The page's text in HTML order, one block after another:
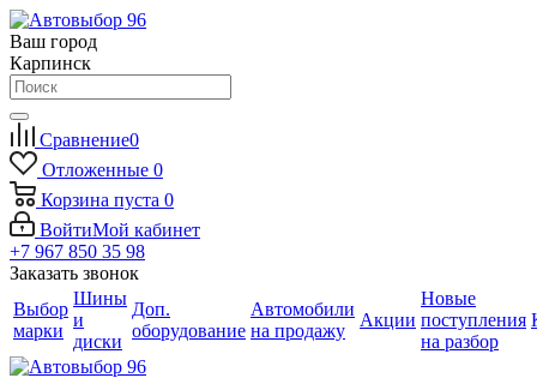
Ваш город
Карпинск
Сравнение0
Отложенные 0
Корзина пуста 0
ВойтиМой кабинет
+7 967 850 35 98
Заказать звонок
Выбор
марки
Шины
и
диски
Доп.
оборудование
Автомобили
на продажу
Акции
Новые
поступления
на разбор